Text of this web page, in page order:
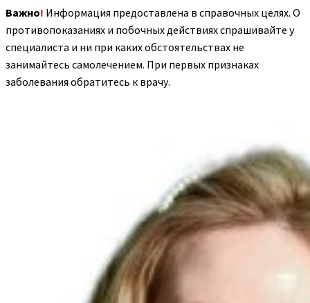
Важно! Информация предоставлена в справочных целях. О
противопоказаниях и побочных действиях спрашивайте у
специалиста и ни при каких обстоятельствах не
занимайтесь самолечением. При первых признаках
заболевания обратитесь к врачу.